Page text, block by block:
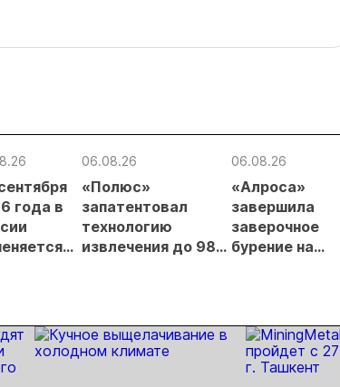
года в
и
для
06.08.26
«Полюс»
запатентовал
технологию
извлечения до 98%
06.08.26
«Алроса»
завершила
заверочное
бурение на